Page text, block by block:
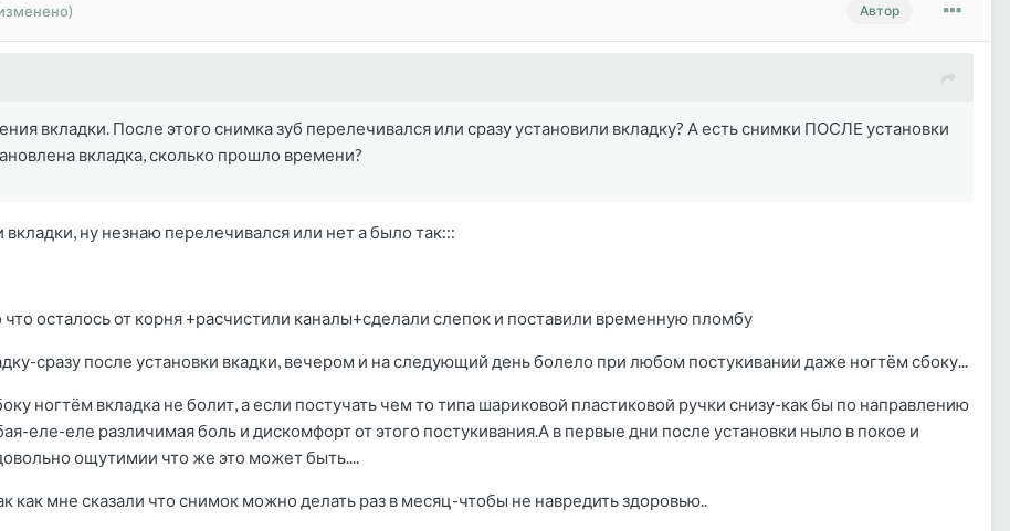
Автор
вкладки. После этого снимка зуб перелечивался или сразу установили вкладку? А есть снимки ПОСЛЕ установки
вкладка, сколько прошло времени?
вкладки, ну незнаю перелечивался или нет а было так:::
осталось от корня +расчистили каналы+сделали слепок и поставили временную пломбу
сразу после установки вкадки, вечером и на следующий день болело при любом постукивании даже ногтём сбоку...
ногтём вкладка не болит, а если постучать чем то типа шариковой пластиковой ручки снизу-как бы по направлению
еле-еле различимая боль и дискомфорт от этого постукивания.А в первые дни после установки ныло в покое и
ощутимии что же это может быть....
как мне сказали что снимок можно делать раз в месяц-чтобы не навредить здоровью..